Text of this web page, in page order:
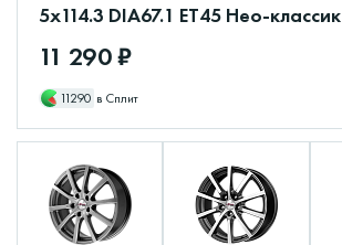
5x114.3 DIA67.1 ET45 Нео-классик
11 290 ₽
11290 в Сплит